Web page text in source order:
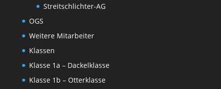
Streitschlichter-AG
OGS
Weitere Mitarbeiter
Klassen
Klasse 1a – Dackelklasse
Klasse 1b – Otterklasse